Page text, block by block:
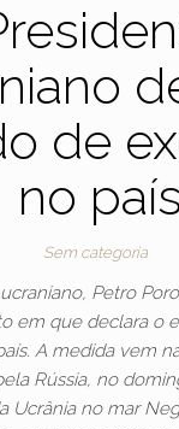
de
no país
Sem categoria
Petro
em que declara o
A medida vem
Rússia, no
Ucrânia no mar